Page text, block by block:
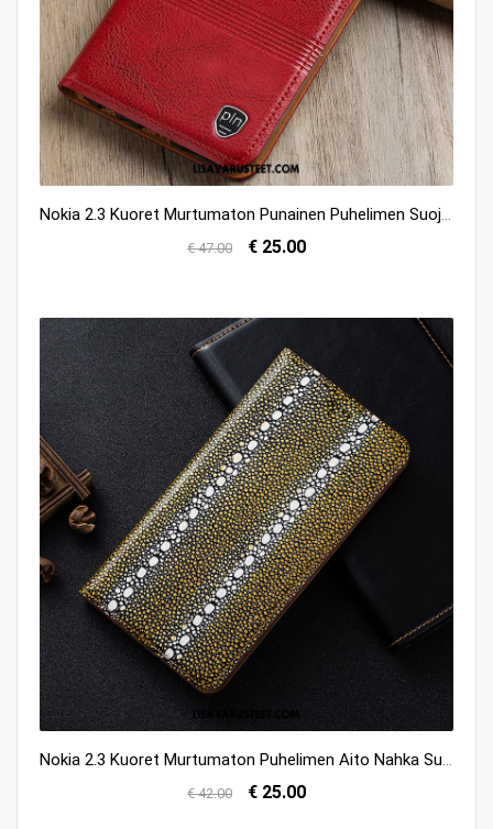
€ 47.00 € 25.00
€ 42.00 € 25.00